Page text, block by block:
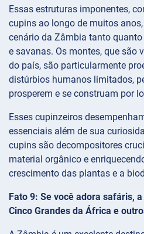
Essas estruturas imponentes,
cupins ao longo de muitos
cenário da Zâmbia tanto
e savanas. Os montes, que são
do país, são particularmente
distúrbios humanos limitados,
prosperem e se construam por
Esses cupinzeiros
essenciais além de sua
cupins são decompositores
material orgânico e
crescimento das plantas e a
Fato 9: Se você adora safáris,
Cinco Grandes da África e